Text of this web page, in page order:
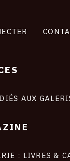
AUX
: LIVRES &